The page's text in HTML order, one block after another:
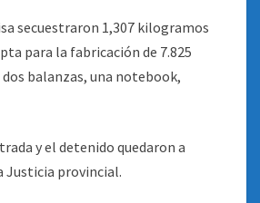
secuestraron 1,307 kilogramos
para la fabricación de 7.825
balanzas, una notebook,
y el detenido quedaron a
Justicia provincial.